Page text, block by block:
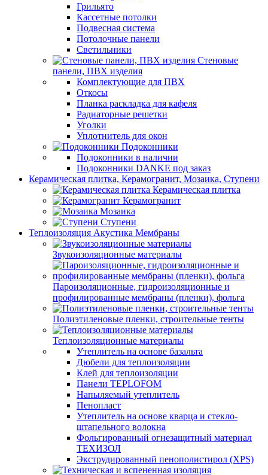
Грильято
Кассетные потолки
Подвесная система
Потолочные панели
Светильники
Стеновые
панели, ПВХ изделия
Комплектующие для ПВХ
Откосы
Планка раскладка для кафеля
Радиаторные решетки
Уголки
Уплотнитель для окон
Подоконники
Подоконники в наличии
Подоконники DANKE под заказ
Керамическая плитка, Керамогранит, Мозаика, Ступени
Керамическая плитка
Керамогранит
Мозаика
Ступени
Теплоизоляция Акустика Мембраны
Звукоизоляционные материалы
Пароизоляционные, гидроизоляционные и
профилированные мембраны (пленки), фольга
Полиэтиленовые пленки, строительные тенты
Теплоизоляционные материалы
Утеплитель на основе базальта
Дюбели для теплоизоляции
Клей для теплоизоляции
Панели TEPLOFOM
Напыляемый утеплитель
Пенопласт
Утеплитель на основе кварца и стекло-
штапельного волокна
Фольгированный огнезащитный материал
ТЕХИЗОЛ
Экструдированный пенополистирол (XPS)